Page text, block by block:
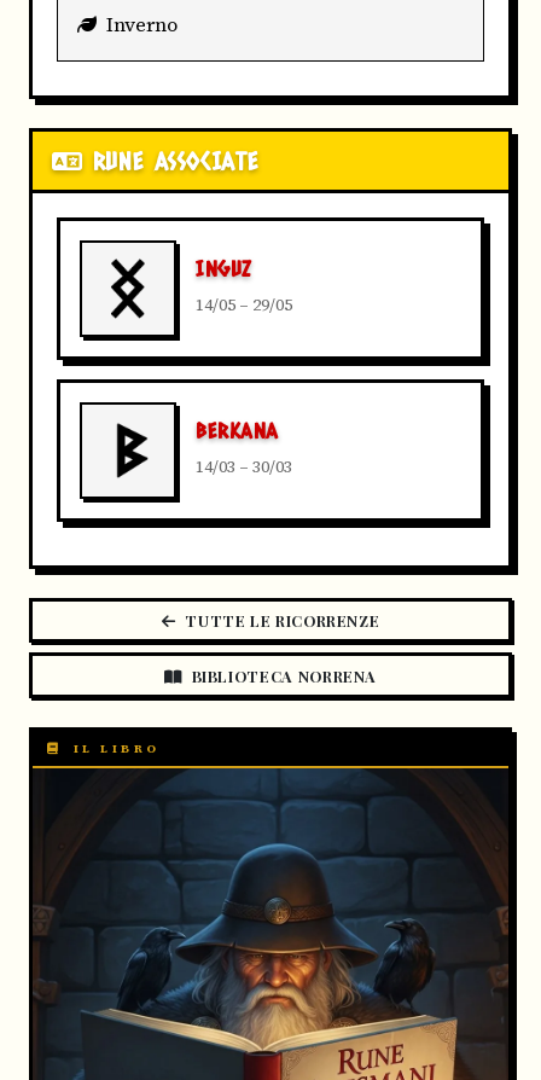
Inverno
RUNE ASSOCIATE
INGUZ
14/05 – 29/05
BERKANA
14/03 – 30/03
TUTTE LE RICORRENZE
BIBLIOTECA NORRENA
IL LIBRO